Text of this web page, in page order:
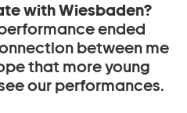
with Wiesbaden?
ended
between me
that more young
our performances.